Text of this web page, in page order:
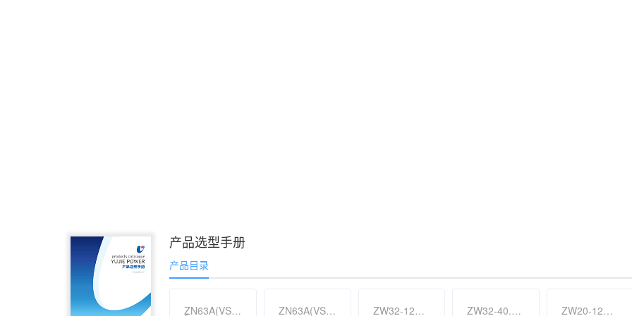
产品选型手册
产品目录
ZN63A(VS1)-12 户内高压真空断路器
ZN63A(VS1)-24 户内高压真空断路器
ZW32-12F 户外高压智能分界真空断路器( 看门狗)
ZW32-40.5F(M) 户外高压智能( 永磁) 真空断路器
ZW20-12F 户外高压智能分界真空断路器